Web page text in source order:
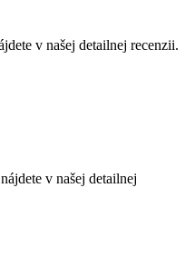
v našej detailnej recenzii.
v našej detailnej